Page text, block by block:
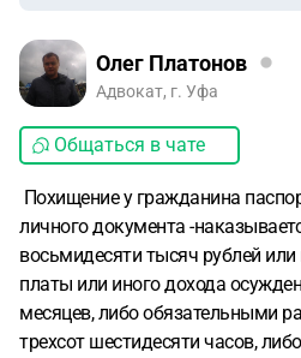
Олег Платонов
Адвокат, г. Уфа
Общаться в чате
Похищение у гражданина
личного документа -
восьмидесяти тысяч рублей
платы или иного дохода
месяцев, либо обязательными
трехсот шестидесяти часов,